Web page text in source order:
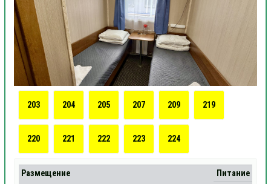
203 204 205 207 209 219
220 221 222 223 224
Размещение
Питание